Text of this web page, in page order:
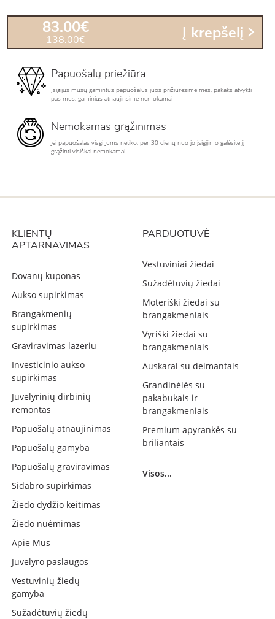
83.00€
138.00€ Į krepšelį
Papuošalų priežiūra
Įsigijus mūsų gamintus papuošalus juos prižiūrėsime mes, pakaks atvykti
pas mus, gaminius atnaujinsime nemokamai
Nemokamas grąžinimas
Jei papuošalas visgi Jums netiko, per 30 dienų nuo jo įsigijimo galėsite jį
grąžinti visiškai nemokamai.
KLIENTŲ
APTARNAVIMAS
Dovanų kuponas
Aukso supirkimas
Brangakmenių
supirkimas
Graviravimas lazeriu
Investicinio aukso
supirkimas
Juvelyrinių dirbinių
remontas
Papuošalų atnaujinimas
Papuošalų gamyba
Papuošalų graviravimas
Sidabro supirkimas
Žiedo dydžio keitimas
Žiedo nuėmimas
Apie Mus
Juvelyro paslaugos
Vestuvinių žiedų
gamyba
Sužadėtuvių žiedų
PARDUOTUVĖ
Vestuviniai žiedai
Sužadėtuvių žiedai
Moteriški žiedai su
brangakmeniais
Vyriški žiedai su
brangakmeniais
Auskarai su deimantais
Grandinėlės su
pakabukais ir
brangakmeniais
Premium apyrankės su
briliantais
Visos...